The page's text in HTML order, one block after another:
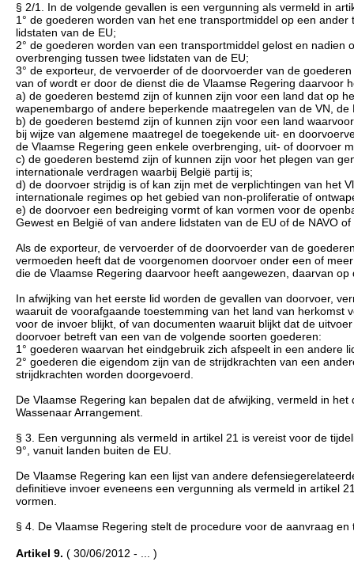
§ 2/1. In de volgende gevallen is een vergunning als vermeld in
1° de goederen worden van het ene transportmiddel op een
lidstaten van de EU;
2° de goederen worden van een transportmiddel gelost en
overbrenging tussen twee lidstaten van de EU;
3° de exporteur, de vervoerder of de doorvoerder van de
van of wordt er door de dienst die de Vlaamse Regering daarvoor
a) de goederen bestemd zijn of kunnen zijn voor een land dat op
wapenembargo of andere beperkende maatregelen van de VN, de
b) de goederen bestemd zijn of kunnen zijn voor een land
bij wijze van algemene maatregel de toegekende uit- en
de Vlaamse Regering geen enkele overbrenging, uit- of doorvoer
c) de goederen bestemd zijn of kunnen zijn voor het plegen van
internationale verdragen waarbij België partij is;
d) de doorvoer strijdig is of kan zijn met de verplichtingen van het
internationale regimes op het gebied van non-proliferatie of
e) de doorvoer een bedreiging vormt of kan vormen voor de
Gewest en België of van andere lidstaten van de EU of de NAVO
Als de exporteur, de vervoerder of de doorvoerder van de
vermoeden heeft dat de voorgenomen doorvoer onder een of
die de Vlaamse Regering daarvoor heeft aangewezen, daarvan op
In afwijking van het eerste lid worden de gevallen van doorvoer,
waaruit de voorafgaande toestemming van het land van
voor de invoer blijkt, of van documenten waaruit blijkt dat de
doorvoer betreft van een van de volgende soorten goederen:
1° goederen waarvan het eindgebruik zich afspeelt in een andere
2° goederen die eigendom zijn van de strijdkrachten van een
strijdkrachten worden doorgevoerd.
De Vlaamse Regering kan bepalen dat de afwijking, vermeld in
Wassenaar Arrangement.
§ 3. Een vergunning als vermeld in artikel 21 is vereist voor de
9°, vanuit landen buiten de EU.
De Vlaamse Regering kan een lijst van andere
definitieve invoer eveneens een vergunning als vermeld in artikel
vormen.
§ 4. De Vlaamse Regering stelt de procedure voor de aanvraag
Artikel 9. ( 30/06/2012 - ... )